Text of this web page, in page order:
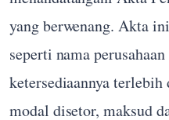
yang berwenang. Akta
seperti nama
ketersediaannya terlebih
modal disetor, maksud